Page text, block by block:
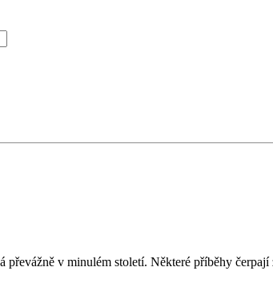
převážně v minulém století. Některé příběhy